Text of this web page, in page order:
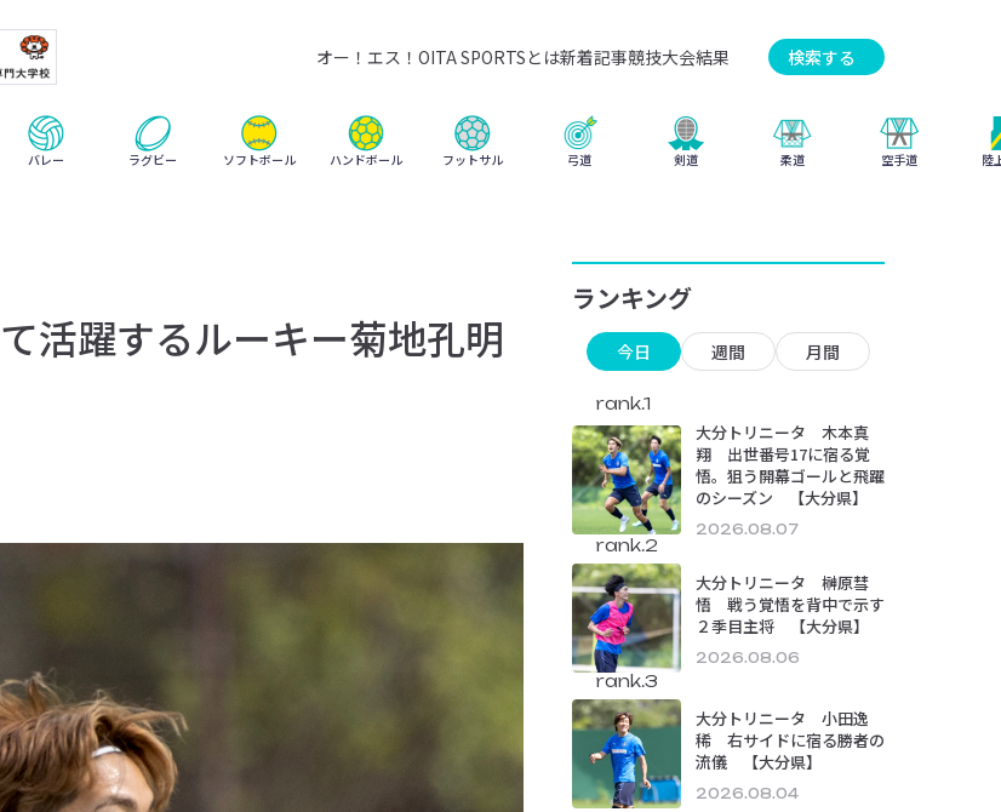
オー！エス！OITA SPORTSとは新着記事競技大会結果 検索する
バレー ラグビー ソフトボール ハンドボール フットサル 弓道 剣道 柔道 空手道 陸
活躍するルーキー菊地孔明
ランキング
今日 週間 月間
rank.1
大分トリニータ 木本真
翔 出世番号17に宿る覚
悟。狙う開幕ゴールと飛躍
のシーズン 【大分県】
2026.08.07
rank.2
大分トリニータ 榊原彗
悟 戦う覚悟を背中で示す
２季目主将 【大分県】
2026.08.06
rank.3
大分トリニータ 小田逸
稀 右サイドに宿る勝者の
流儀 【大分県】
2026.08.04